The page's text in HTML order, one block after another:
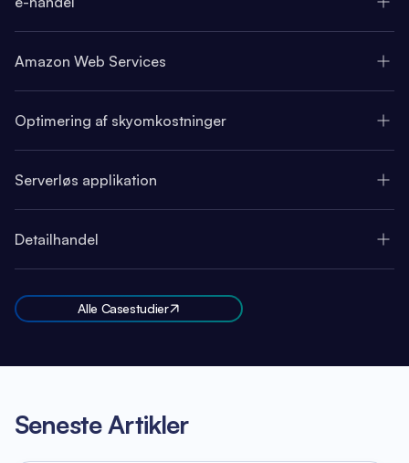
Amazon Web Services
Optimering af skyomkostninger
Serverløs applikation
Detailhandel
Alle Casestudier
Seneste Artikler